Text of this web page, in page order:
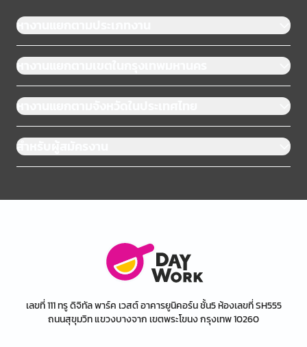
หางานแยกตามประเภทงาน
หางานแยกตามเขตในกรุงเทพมหานคร
หางานแยกตามจังหวัดในประเทศไทย
สำหรับผู้สมัครงาน
เลขที่ 111 ทรู ดิจิทัล พาร์ค เวสต์ อาคารยูนิคอร์น ชั้น5 ห้องเลขที่ SH555
ถนนสุขุมวิท แขวงบางจาก เขตพระโขนง กรุงเทพ 10260